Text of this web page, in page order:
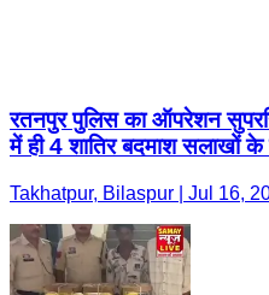
रतनपुर पुलिस का ऑपरेशन
में ही 4 शातिर बदमाश सलाखों के
Takhatpur, Bilaspur | Jul 16,